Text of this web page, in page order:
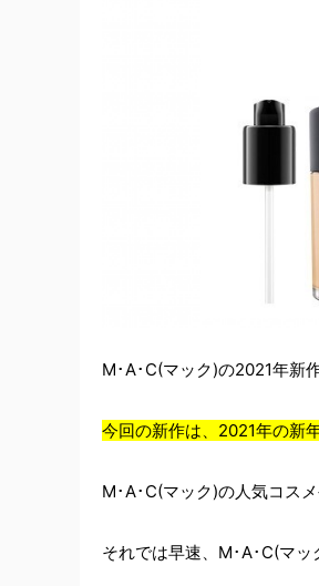
M･A･C(マック)の2021年新
今回の新作は、2021年の新
M･A･C(マック)の人気コス
それでは早速、M･A･C(マッ